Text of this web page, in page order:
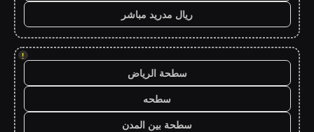
ريال مدريد مباشر
!
سطحة الرياض
سطحه
سطحة بين المدن